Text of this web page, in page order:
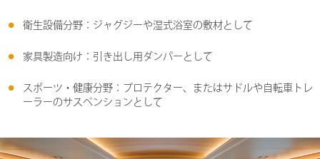
衛生設備分野：ジャグジーや湿式浴室の敷材として
家具製造向け：引き出し用ダンパーとして
スポーツ・健康分野：プロテクター、またはサドルや自転車トレ
ーラーのサスペンションとして